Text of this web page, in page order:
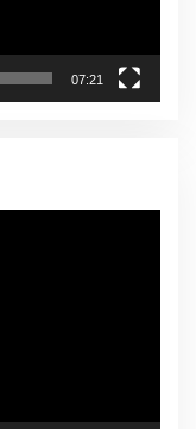
07:21